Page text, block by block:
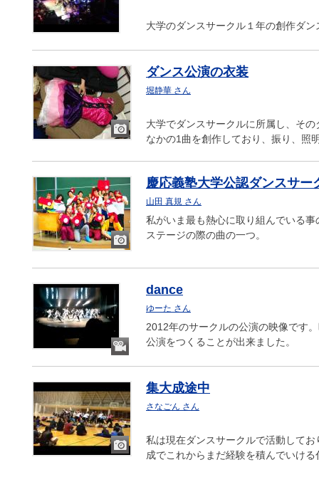
大学のダンスサークル１年の創作ダン
像
ダンス公演の衣装
堀静華 さん
大学でダンスサークルに所属し、そ
なかの1曲を創作しており、振り、照
像
慶応義塾大学公認ダンスサー
山田 真規 さん
私がいま最も熱心に取り組んでいる
ステージの際の曲の一つ。
dance
ゆーた さん
2012年のサークルの公演の映像です
公演をつくることが出来ました。
集大成途中
さなごん さん
私は現在ダンスサークルで活動して
成でこれからまだ経験を積んでいけ